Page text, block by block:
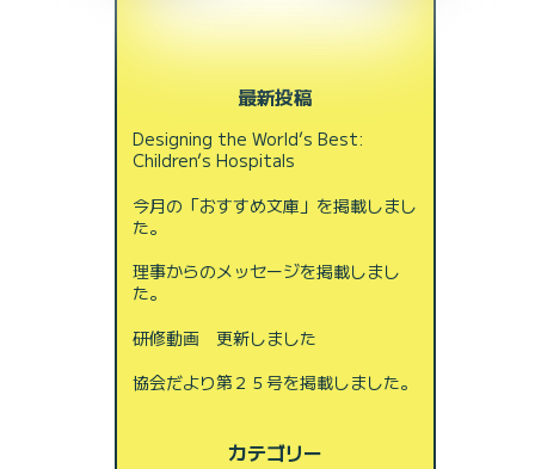
最新投稿
Designing the World’s Best:
Children’s Hospitals
今月の「おすすめ文庫」を掲載しまし
た。
理事からのメッセージを掲載しまし
た。
研修動画 更新しました
協会だより第２５号を掲載しました。
カテゴリー